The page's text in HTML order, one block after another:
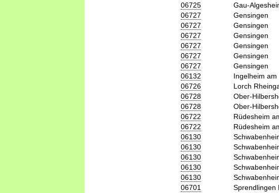
06725
Gau-
06727
Gensingen
06727
Gensingen
06727
Gensingen
06727
Gensingen
06727
Gensingen
06727
Gensingen
06132
Ingelheim am
06726
Lorch
06728
Ober-
06728
Ober-
06722
Rüdesheim
06722
Rüdesheim
06130
06130
06130
06130
06130
06701
Sprendlingen